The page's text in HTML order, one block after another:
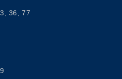
36, 77